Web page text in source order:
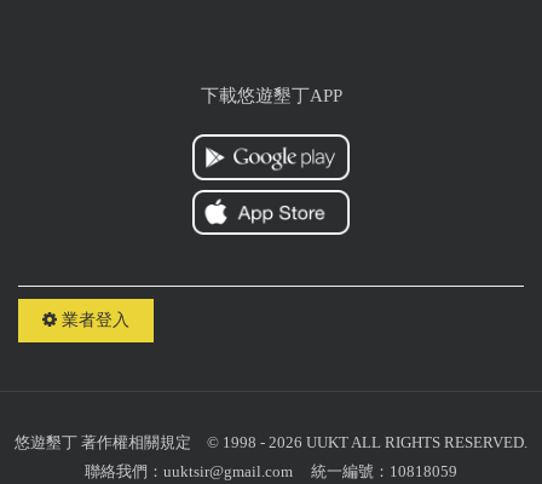
下載悠遊墾丁APP
業者登入
悠遊墾丁 著作權相關規定 © 1998 - 2026 UUKT ALL RIGHTS RESERVED.
聯絡我們： uuktsir@gmail.com 統一編號：10818059